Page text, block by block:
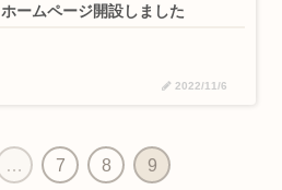
ホームページ開設しました
2022/11/6
… 7 8 9